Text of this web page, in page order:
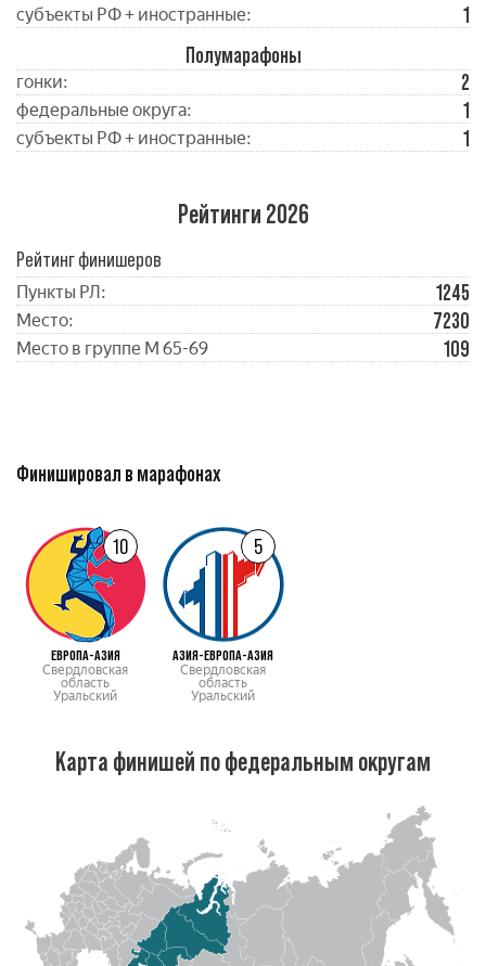
субъекты РФ + иностранные:
1
Полумарафоны
гонки: 2
федеральные округа: 1
субъекты РФ + иностранные: 1
Рейтинги 2026
Рейтинг финишеров
Пункты РЛ: 1245
Место: 7230
Место в группе М 65-69 109
Финишировал в марафонах
10
ЕВРОПА-АЗИЯ
Свердловская
область
Уральский
5
АЗИЯ-ЕВРОПА-АЗИЯ
Свердловская
область
Уральский
Карта финишей по федеральным округам